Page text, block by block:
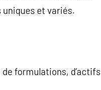
uniques et variés.
formulations, d’actifs